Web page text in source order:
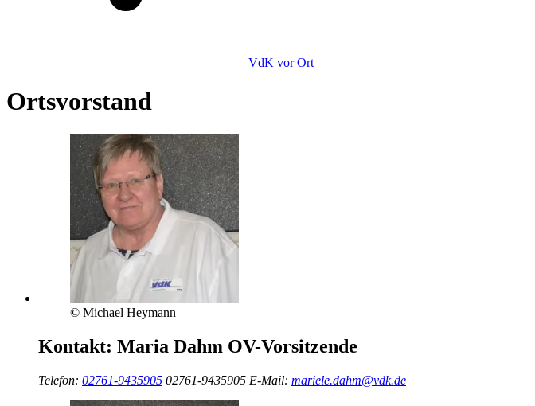
VdK vor Ort
Ortsvorstand
© Michael Heymann
Kontakt: Maria Dahm OV-Vorsitzende
Telefon: 02761-9435905 02761-9435905 E-Mail: mariele.dahm@vdk.de